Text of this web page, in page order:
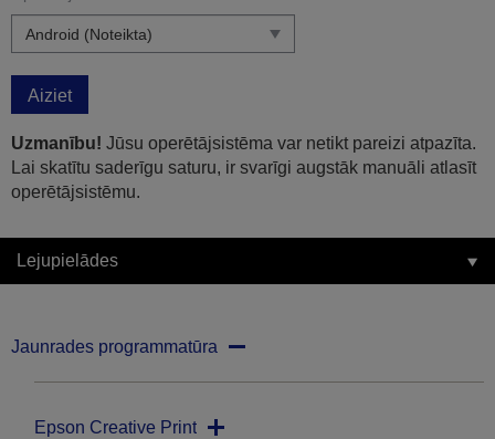
Aiziet
Uzmanību! Jūsu operētājsistēma var netikt pareizi atpazīta.
Lai skatītu saderīgu saturu, ir svarīgi augstāk manuāli atlasīt
operētājsistēmu.
Lejupielādes
Jaunrades programmatūra
Epson Creative Print